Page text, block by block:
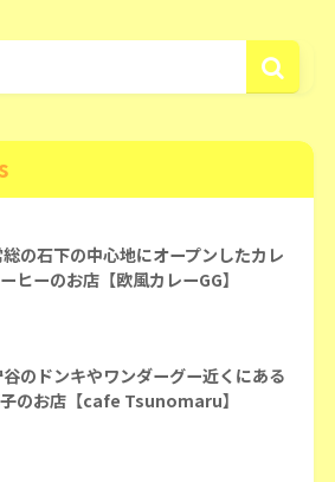
の石下の中心地にオープンしたカレ
ヒーのお店【欧風カレーGG】
のドンキやワンダーグー近くにある
のお店【cafe Tsunomaru】